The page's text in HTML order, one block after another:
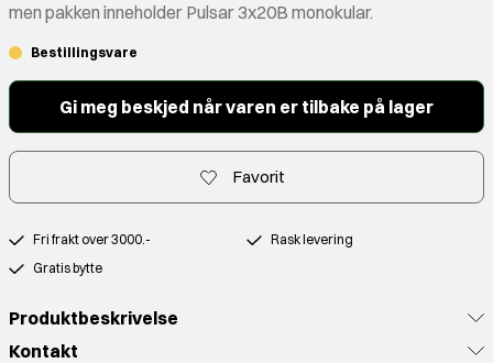
men pakken inneholder Pulsar 3x20B monokular.
Bestillingsvare
Gi meg beskjed når varen er tilbake på lager
Favorit
Fri frakt over 3000.-
Rask levering
Gratis bytte
Produktbeskrivelse
Kontakt